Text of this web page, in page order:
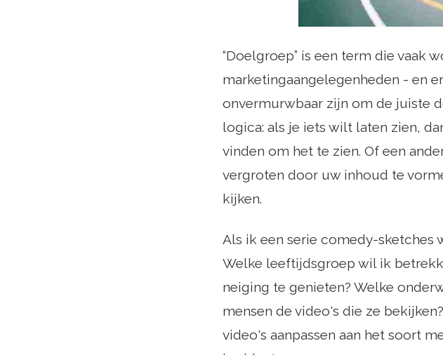
“Doelgroep” is een term die vaak
marketingaangelegenheden - en
onvermurwbaar zijn om de juiste
logica: als je iets wilt laten zien,
vinden om het te zien. Of een
vergroten door uw inhoud te
kijken.
Als ik een serie comedy-sketches
Welke leeftijdsgroep wil ik
neiging te genieten? Welke
mensen de video's die ze
video's aanpassen aan het soort